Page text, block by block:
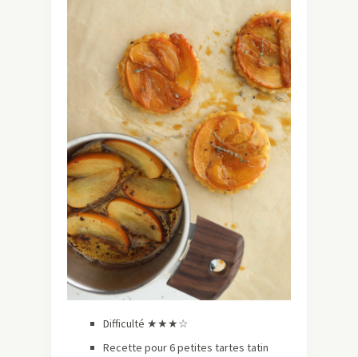
Difficulté ★★★☆
Recette pour 6 petites tartes tatin